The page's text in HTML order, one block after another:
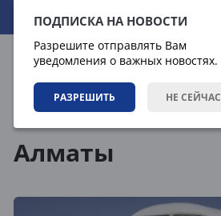
ПОДПИСКА НА НОВОСТИ
Разрешите отправлять Вам
уведомления о важных новостях.
РАЗРЕШИТЬ НЕ СЕЙЧАС
06.08.2026 12:14:14
Алматы